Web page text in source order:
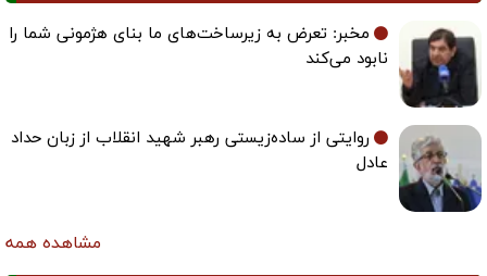
مخبر: تعرض به زیرساخت‌های ما بنای هژمونی شما را
نابود می‌کند
روایتی از ساده‌زیستی رهبر شهید انقلاب از زبان حداد
عادل
مشاهده همه